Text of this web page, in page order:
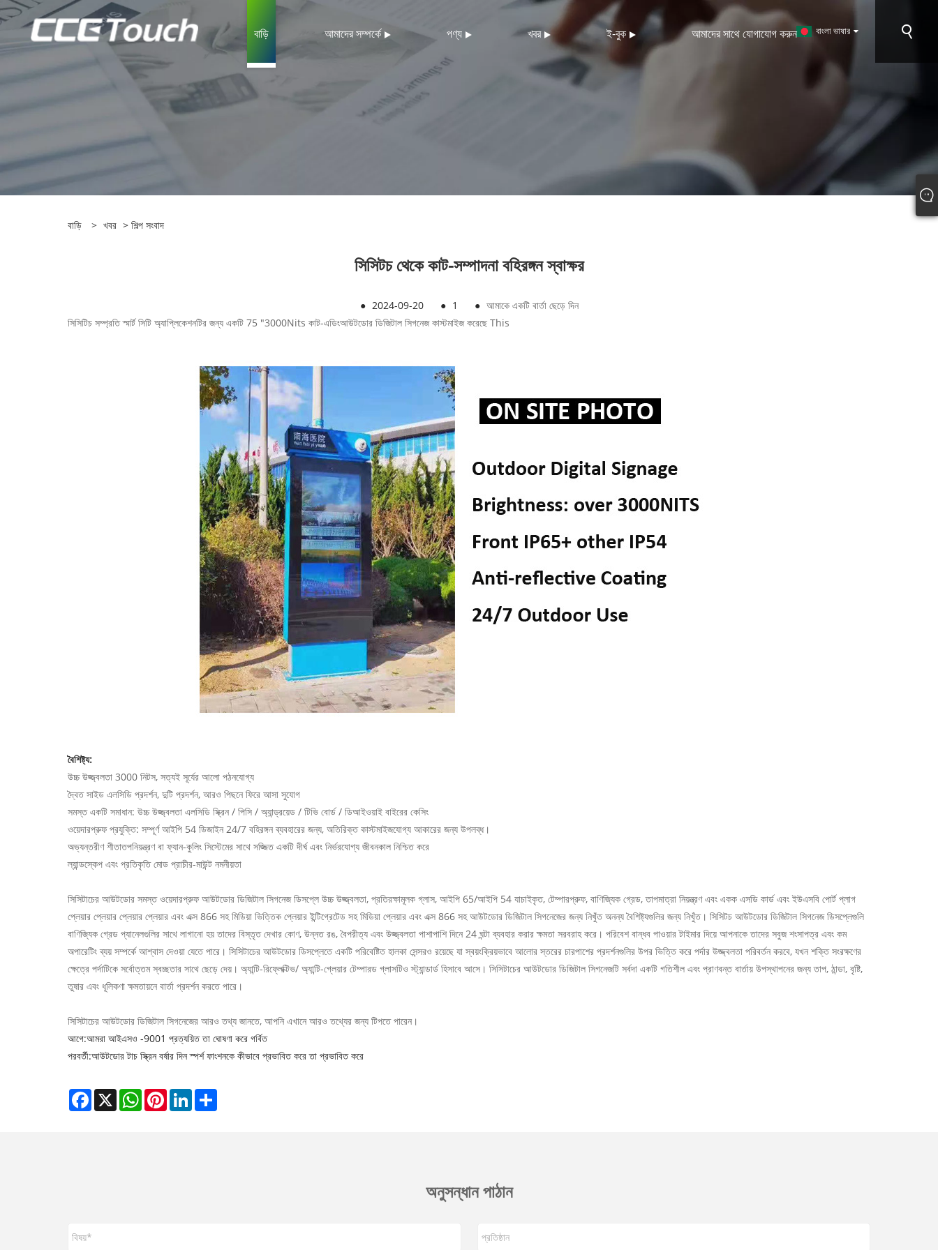
বাড়ি আমাদের সম্পর্কে পণ্য খবর ই-বুক আমাদের সাথে যোগাযোগ করুন বাংলা ভাষার
বাড়ি > খবর > শিল্প সংবাদ
সিসিটচ থেকে কাট-সম্পাদনা বহিরঙ্গন স্বাক্ষর
● 2024-09-20 ● 1 ● আমাকে একটি বার্তা ছেড়ে দিন
সিসিটিচ সম্প্রতি স্মার্ট সিটি অ্যাপ্লিকেশনটির জন্য একটি 75 "3000Nits কাট-এডিংআউটডোর ডিজিটাল সিগনেজ কাস্টমাইজ করেছে This
বৈশিষ্ট্য:
উচ্চ উজ্জ্বলতা 3000 নিটস, সত্যই সূর্যের আলো পঠনযোগ্য
দ্বৈত সাইড এলসিডি প্রদর্শন, দুটি প্রদর্শন, আরও পিছনে ফিরে আসা সুযোগ
সমস্ত একটি সমাধান: উচ্চ উজ্জ্বলতা এলসিডি স্ক্রিন / পিসি / অ্যান্ড্রয়েড / টিভি বোর্ড / ডিআইওয়াই বাইরের কেসিং
ওয়েদারপ্রুফ প্রযুক্তি: সম্পূর্ণ আইপি 54 ডিজাইন 24/7 বহিরঙ্গন ব্যবহারের জন্য, অতিরিক্ত কাস্টমাইজযোগ্য আকারের জন্য উপলব্ধ।
অভ্যন্তরীণ শীতাতপনিয়ন্ত্রণ বা ফ্যান-কুলিং সিস্টেমের সাথে সজ্জিত একটি দীর্ঘ এবং নির্ভরযোগ্য জীবনকাল নিশ্চিত করে
ল্যান্ডস্কেপ এবং প্রতিকৃতি মোড প্রাচীর-মাউন্ট নমনীয়তা
সিসিটাচের আউটডোর সমস্ত ওয়েদারপ্রুফ আউটডোর ডিজিটাল সিগনেজ ডিসপ্লে উচ্চ উজ্জ্বলতা, প্রতিরক্ষামূলক গ্লাস, আইপি 65/আইপি 54 যাচাইকৃত, টেম্পারপ্রুফ, বাণিজ্যিক গ্রেড, তাপমাত্রা নিয়ন্ত্রণ এবং একক এসডি কার্ড এবং ইউএসবি পোর্ট প্লাগ
প্লেয়ার প্লেয়ার প্লেয়ার প্লেয়ার এবং এক্স 866 সহ মিডিয়া ভিত্তিক প্লেয়ার ইন্টিগ্রেটেড সহ মিডিয়া প্লেয়ার এবং এক্স 866 সহ আউটডোর ডিজিটাল সিগনেজের জন্য নিখুঁত অনন্য বৈশিষ্ট্যগুলির জন্য নিখুঁত। সিসিটচ আউটডোর ডিজিটাল সিগনেজ ডিসপ্লেগুলি
বাণিজ্যিক গ্রেড প্যানেলগুলির সাথে লাগানো হয় তাদের বিস্তৃত দেখার কোণ, উন্নত রঙ, বৈপরীত্য এবং উজ্জ্বলতা পাশাপাশি দিনে 24 ঘন্টা ব্যবহার করার ক্ষমতা সরবরাহ করে। পরিবেশ বান্ধব পাওয়ার টাইমার দিয়ে আপনাকে তাদের সবুজ শংসাপত্র এবং কম
অপারেটিং ব্যয় সম্পর্কে আশ্বাস দেওয়া যেতে পারে। সিসিটাচের আউটডোর ডিসপ্লেতে একটি পরিবেষ্টিত হালকা সেন্সরও রয়েছে যা স্বয়ংক্রিয়ভাবে আলোর স্তরের চারপাশের প্রদর্শনগুলির উপর ভিত্তি করে পর্দার উজ্জ্বলতা পরিবর্তন করবে, যখন শক্তি সংরক্ষণের
ক্ষেত্রে পর্দাটিকে সর্বোত্তম স্বচ্ছতার সাথে ছেড়ে দেয়। অ্যান্টি-রিফ্লেক্টিভ/ অ্যান্টি-গ্লেয়ার টেম্পারড গ্লাসটিও স্ট্যান্ডার্ড হিসাবে আসে। সিসিটাচের আউটডোর ডিজিটাল সিগনেজটি সর্বদা একটি গতিশীল এবং প্রাণবন্ত বার্তায় উপস্থাপনের জন্য তাপ, ঠান্ডা, বৃষ্টি,
তুষার এবং ধূলিকণা ক্ষমতায়নে বার্তা প্রদর্শন করতে পারে।
সিসিটাচের আউটডোর ডিজিটাল সিগনেজের আরও তথ্য জানতে, আপনি এখানে আরও তথ্যের জন্য টিপতে পারেন।
আগে:আমরা আইএসও -9001 প্রত্যয়িত তা ঘোষণা করে গর্বিত
পরবর্তী:আউটডোর টাচ স্ক্রিন বর্ষার দিন স্পর্শ ফাংশনকে কীভাবে প্রভাবিত করে তা প্রভাবিত করে
Facebook
X WhatsAppPinterestLinkedIn
অনুসন্ধান পাঠান